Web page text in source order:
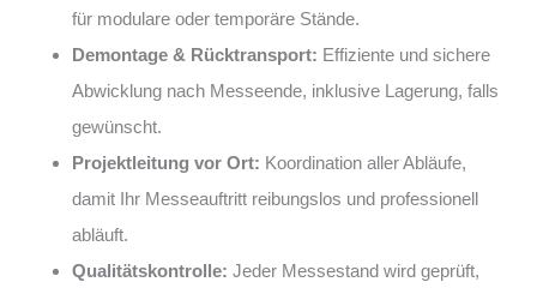
für modulare oder temporäre Stände.
Demontage & Rücktransport: Effiziente und sichere
Abwicklung nach Messeende, inklusive Lagerung, falls
gewünscht.
Projektleitung vor Ort: Koordination aller Abläufe,
damit Ihr Messeauftritt reibungslos und professionell
abläuft.
Qualitätskontrolle: Jeder Messestand wird geprüft,